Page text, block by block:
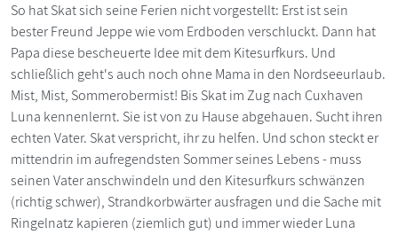
So hat Skat sich seine Ferien nicht vorgestellt: Erst ist sein
bester Freund Jeppe wie vom Erdboden verschluckt. Dann hat
Papa diese bescheuerte Idee mit dem Kitesurfkurs. Und
schließlich geht's auch noch ohne Mama in den Nordseeurlaub.
Mist, Mist, Sommerobermist! Bis Skat im Zug nach Cuxhaven
Luna kennenlernt. Sie ist von zu Hause abgehauen. Sucht ihren
echten Vater. Skat verspricht, ihr zu helfen. Und schon steckt er
mittendrin im aufregendsten Sommer seines Lebens - muss
seinen Vater anschwindeln und den Kitesurfkurs schwänzen
(richtig schwer), Strandkorbwärter ausfragen und die Sache mit
Ringelnatz kapieren (ziemlich gut) und immer wieder Luna